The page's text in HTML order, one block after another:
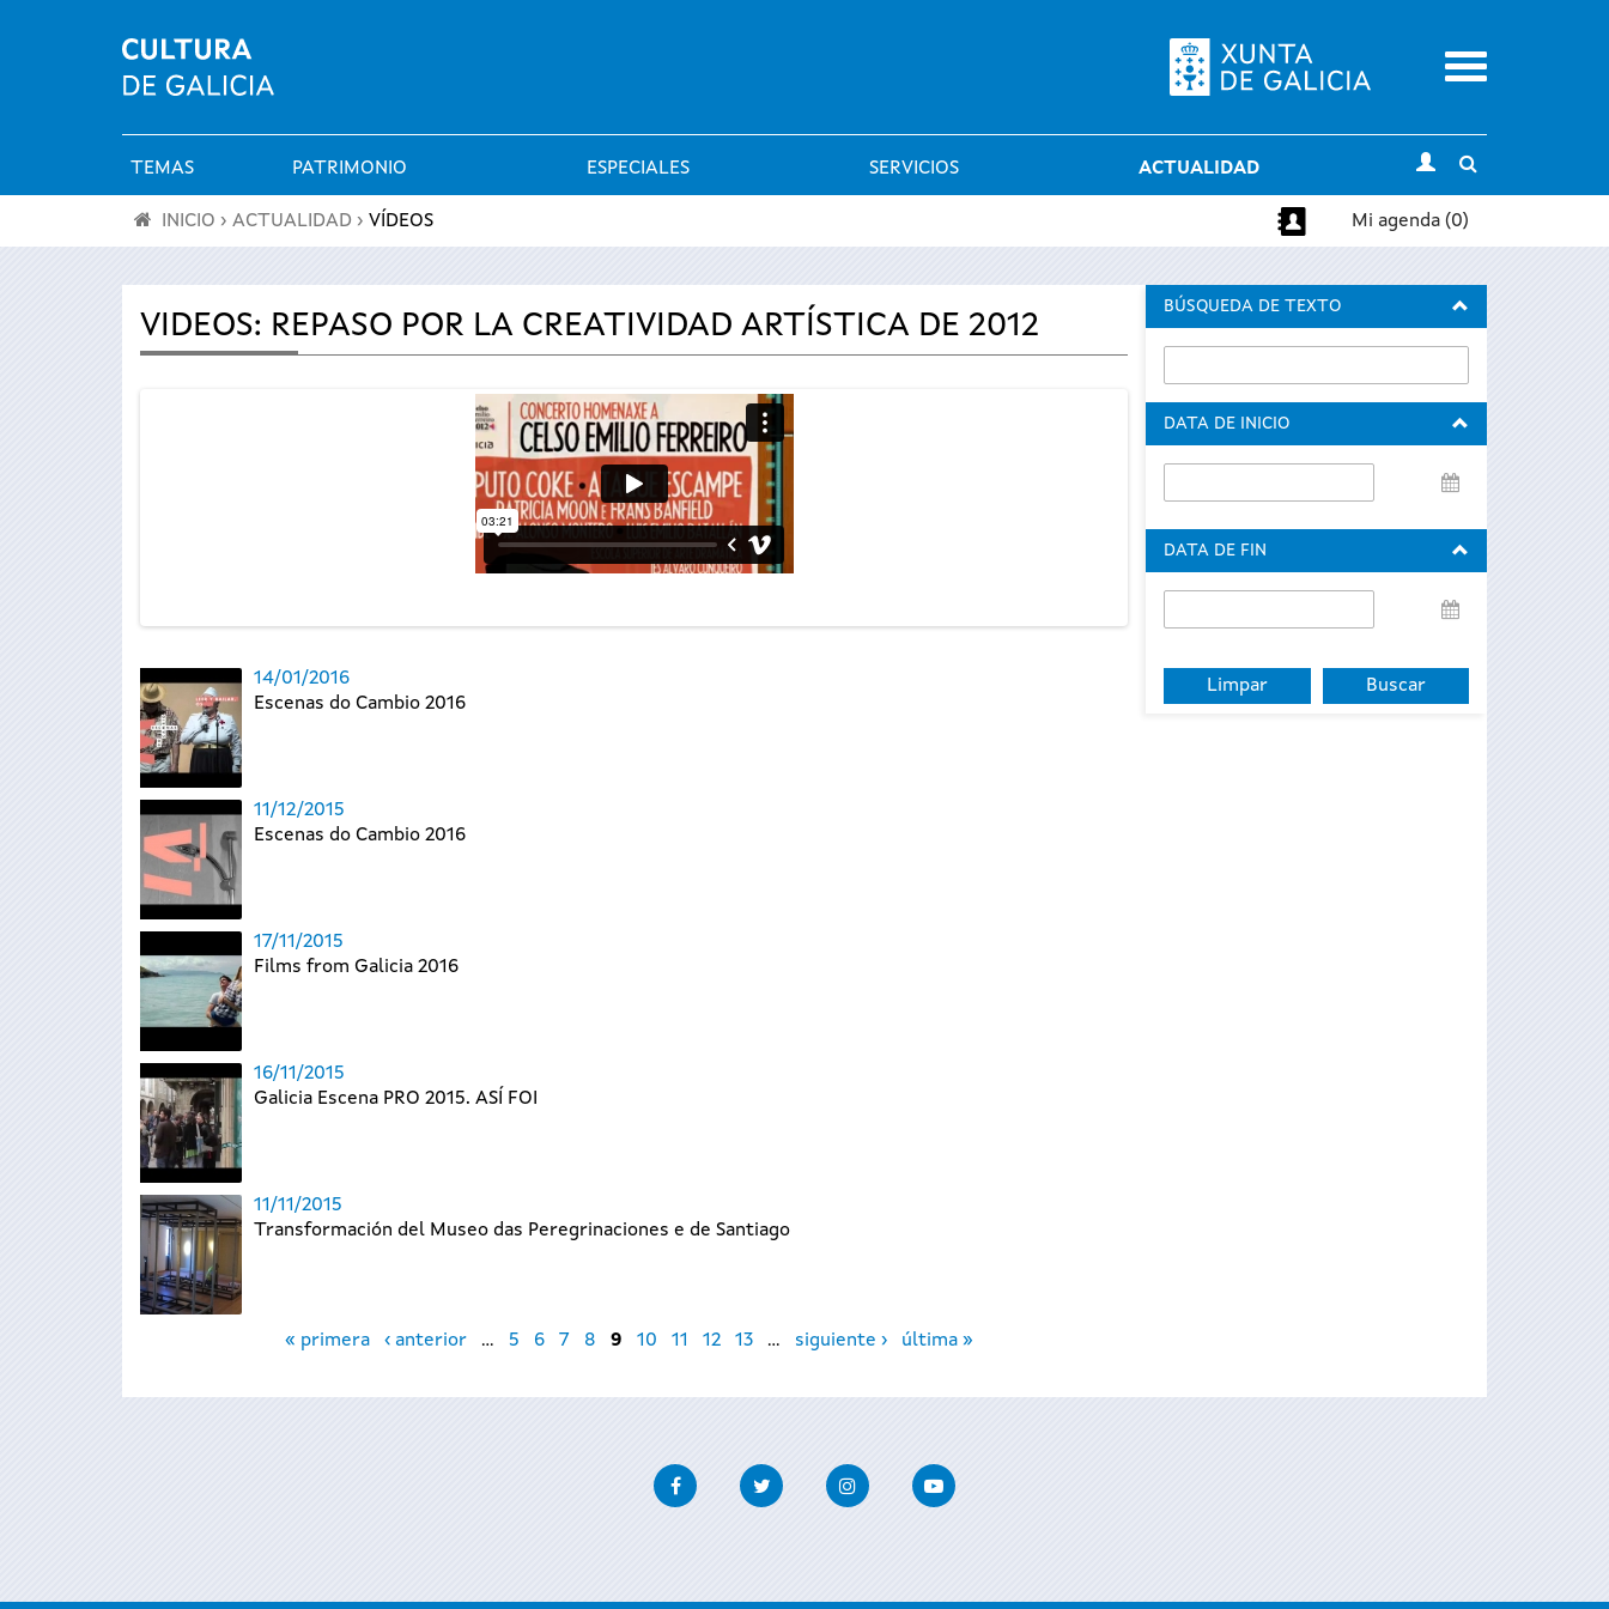
Menu
Menú
principal
TEMAS PATRIMONIO ESPECIALES SERVICIOS ACTUALIDAD
search
encuentra
INICIO › ACTUALIDAD › VÍDEOS Mi agenda (0)
VIDEOS: REPASO POR LA CREATIVIDAD ARTÍSTICA DE 2012
14/01/2016
Escenas do Cambio 2016
11/12/2015
Escenas do Cambio 2016
17/11/2015
Films from Galicia 2016
16/11/2015
Galicia Escena PRO 2015. ASÍ FOI
11/11/2015
Transformación del Museo das Peregrinaciones e de Santiago
« primera ‹ anterior … 5 6 7 8 9 10 11 12 13 … siguiente › última »
BÚSQUEDA DE TEXTO
DATA DE INICIO
de
DATA DE FIN
de
FacebookTwitter InstagramYoutube